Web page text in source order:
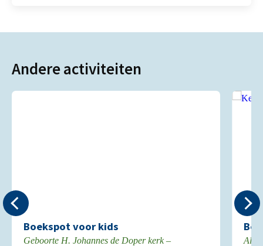
Andere activiteiten
Boekspot voor kids
Geboorte H. Johannes de Doper kerk –